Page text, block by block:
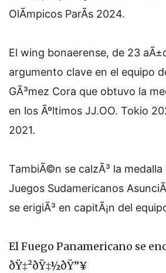
OlÃ­mpicos ParÃ­s 2024.
El wing bonaerense, de 23
argumento clave en el equipo
GÃ³mez Cora que obtuvo la
en los Ãºltimos JJ.OO. Tokio
2021.
TambiÃ©n se calzÃ³ la
Juegos Sudamericanos
se erigiÃ³ en capitÃ¡n del
El Fuego Panamericano se
ðŸ‡²ðŸ‡½ðŸ”¥